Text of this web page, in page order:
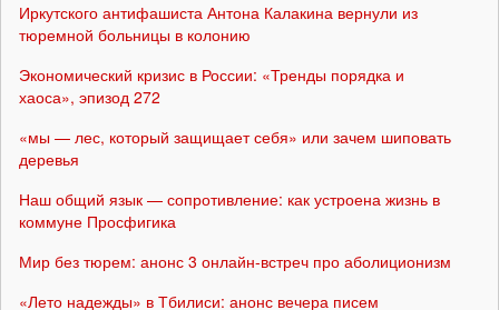
Иркутского антифашиста Антона Калакина вернули из
тюремной больницы в колонию
Экономический кризис в России: «Тренды порядка и
хаоса», эпизод 272
«мы — лес, который защищает себя» или зачем шиповать
деревья
Наш общий язык — сопротивление: как устроена жизнь в
коммуне Просфигика
Мир без тюрем: анонс 3 онлайн-встреч про аболиционизм
«Лето надежды» в Тбилиси: анонс вечера писем